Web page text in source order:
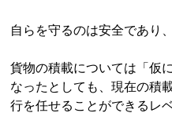
自らを守るのは安全であり
貨物の積載については「仮
なったとしても、現在の積
行を任せることができるレ